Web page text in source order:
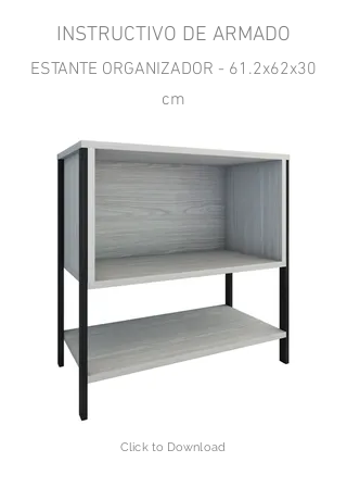
INSTRUCTIVO DE ARMADO
ESTANTE ORGANIZADOR - 61.2x62x30
cm
Click to Download